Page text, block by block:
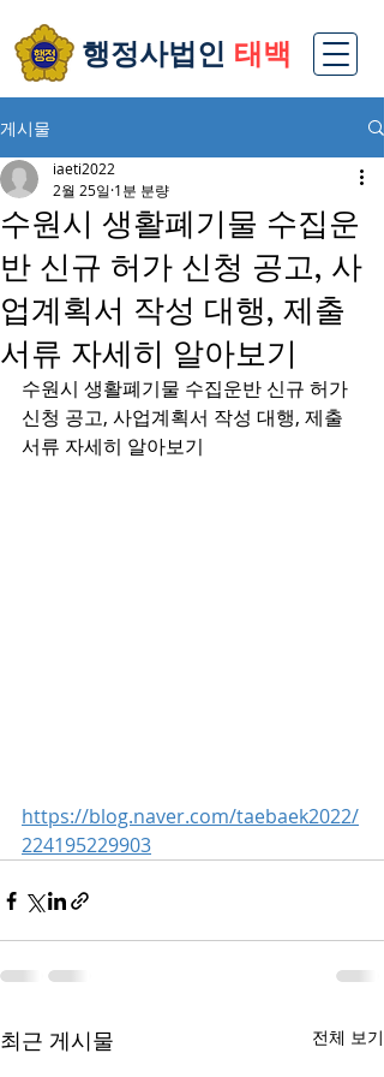
​행정사법인 태백
게시물
수원시 생활폐기물 수집운
반 신규 허가 신청 공고, 사
업계획서 작성 대행, 제출
서류 자세히 알아보기
iaeti2022
2월 25일 1분 분량
수원시 생활폐기물 수집운반 신규 허가
신청 공고, 사업계획서 작성 대행, 제출
서류 자세히 알아보기
https://blog.naver.com/taebaek2022/
224195229903
최근 게시물 전체 보기